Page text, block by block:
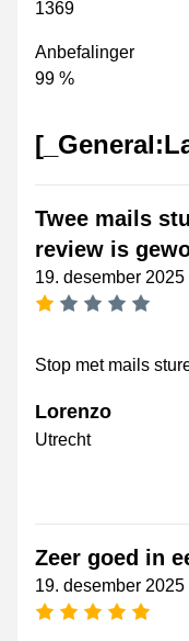
1369
Anbefalinger
99 %
Twee mails
review is
19. desember 2025
Stop met mails
Lorenzo
Utrecht
Zeer goed in
19. desember 2025